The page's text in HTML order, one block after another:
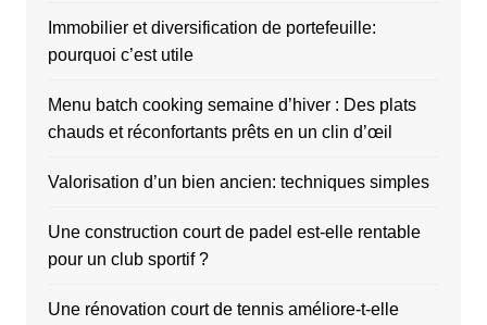
Immobilier et diversification de portefeuille:
pourquoi c’est utile
Menu batch cooking semaine d’hiver : Des plats
chauds et réconfortants prêts en un clin d’œil
Valorisation d’un bien ancien: techniques simples
Une construction court de padel est-elle rentable
pour un club sportif ?
Une rénovation court de tennis améliore-t-elle